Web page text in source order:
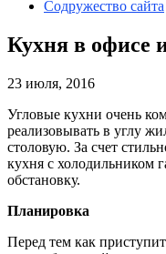
Содружество сайта
Кухня в офисе
23 июля, 2016
Угловые кухни очень
реализовывать в углу
столовую. За счет
кухня с холодильником
обстановку.
Планировка
Перед тем как